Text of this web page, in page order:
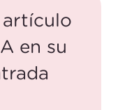
en su